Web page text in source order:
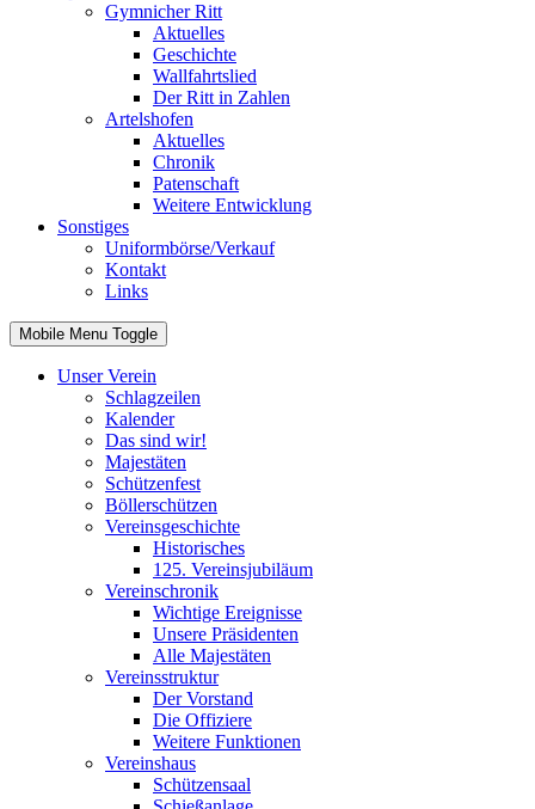
Gymnicher Ritt
Aktuelles
Geschichte
Wallfahrtslied
Der Ritt in Zahlen
Artelshofen
Aktuelles
Chronik
Patenschaft
Weitere Entwicklung
Sonstiges
Uniformbörse/Verkauf
Kontakt
Links
Mobile Menu Toggle
Unser Verein
Schlagzeilen
Kalender
Das sind wir!
Majestäten
Schützenfest
Böllerschützen
Vereinsgeschichte
Historisches
125. Vereinsjubiläum
Vereinschronik
Wichtige Ereignisse
Unsere Präsidenten
Alle Majestäten
Vereinsstruktur
Der Vorstand
Die Offiziere
Weitere Funktionen
Vereinshaus
Schützensaal